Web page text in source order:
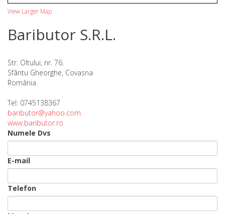
View Larger Map
Baributor S.R.L.
Str. Oltului, nr. 76.
Sfântu Gheorghe, Covasna
România
Tel: 0745138367
baributor@yahoo.com
www.baributor.ro
Numele Dvs
E-mail
Telefon